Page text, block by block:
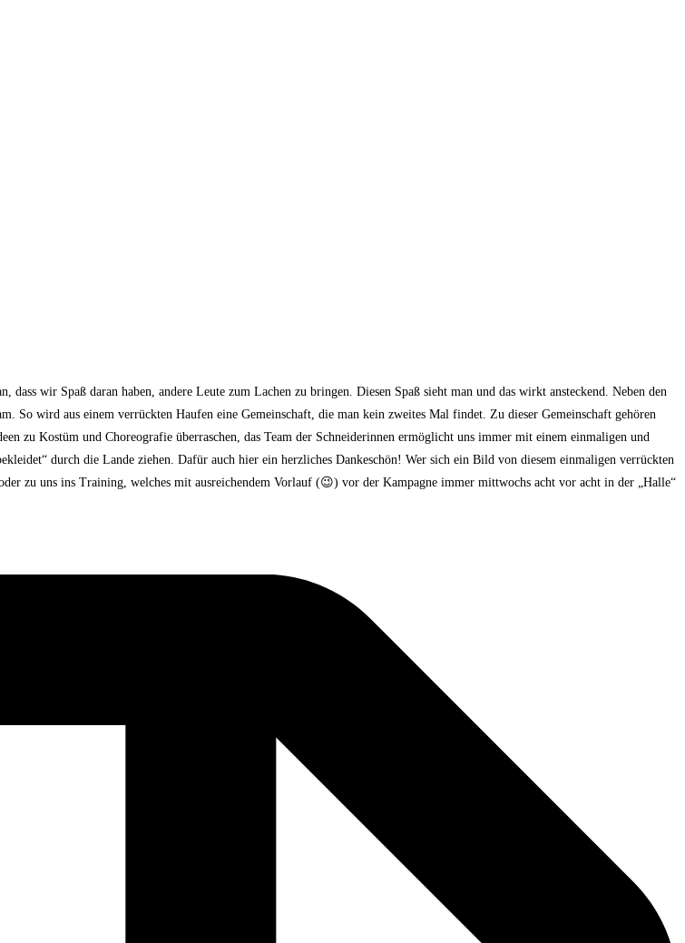
wir Spaß daran haben, andere Leute zum Lachen zu bringen. Diesen Spaß sieht man und das wirkt ansteckend. Neben den
So wird aus einem verrückten Haufen eine Gemeinschaft, die man kein zweites Mal findet. Zu dieser Gemeinschaft gehören
zu Kostüm und Choreografie überraschen, das Team der Schneiderinnen ermöglicht uns immer mit einem einmaligen und
durch die Lande ziehen. Dafür auch hier ein herzliches Dankeschön! Wer sich ein Bild von diesem einmaligen verrückten
zu uns ins Training, welches mit ausreichendem Vorlauf (😉) vor der Kampagne immer mittwochs acht vor acht in der „Halle“